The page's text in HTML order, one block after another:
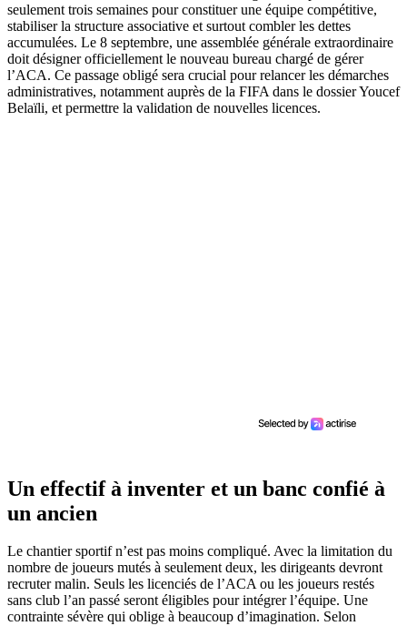
seulement trois semaines pour constituer une équipe compétitive,
stabiliser la structure associative et surtout combler les dettes
accumulées. Le 8 septembre, une assemblée générale extraordinaire
doit désigner officiellement le nouveau bureau chargé de gérer
l’ACA. Ce passage obligé sera crucial pour relancer les démarches
administratives, notamment auprès de la FIFA dans le dossier Youcef
Belaïli, et permettre la validation de nouvelles licences.
Un effectif à inventer et un banc confié à
un ancien
Le chantier sportif n’est pas moins compliqué. Avec la limitation du
nombre de joueurs mutés à seulement deux, les dirigeants devront
recruter malin. Seuls les licenciés de l’ACA ou les joueurs restés
sans club l’an passé seront éligibles pour intégrer l’équipe. Une
contrainte sévère qui oblige à beaucoup d’imagination. Selon